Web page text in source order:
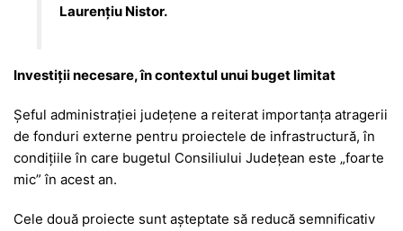
Laurențiu Nistor.
Investiții necesare, în contextul unui buget limitat
Șeful administrației județene a reiterat importanța atragerii
de fonduri externe pentru proiectele de infrastructură, în
condițiile în care bugetul Consiliului Județean este „foarte
mic” în acest an.
Cele două proiecte sunt așteptate să reducă semnificativ